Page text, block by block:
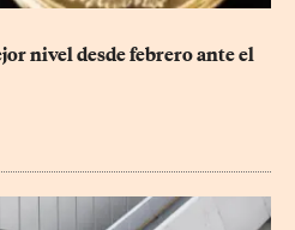
nivel desde febrero ante el